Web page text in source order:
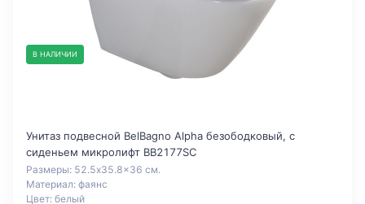
В НАЛИЧИИ
Унитаз подвесной BelBagno Alpha безободковый, с
сиденьем микролифт BB2177SC
Размеры: 52.5x35.8x36 см.
Материал: фаянс
Цвет: белый